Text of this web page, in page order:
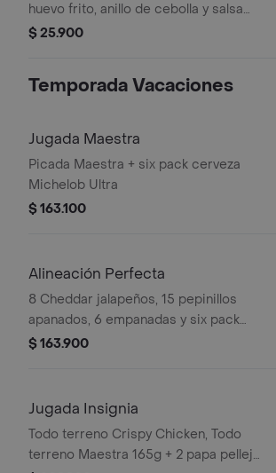
huevo frito, anillo de cebolla y salsa
bbq
$ 25.900
Temporada Vacaciones
Jugada Maestra
Picada Maestra + six pack cerveza
Michelob Ultra
$ 163.100
Alineación Perfecta
8 Cheddar jalapeños, 15 pepinillos
apanados, 6 empanadas y six pack
cerveza Michelob Ultra
$ 163.900
Jugada Insignia
Todo terreno Crispy Chicken, Todo
terreno Maestra 165g + 2 papa pellejo